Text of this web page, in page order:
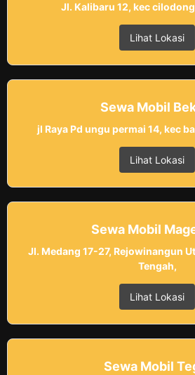
Jl. Kalibaru 12, kec
Lihat Lokasi
Sewa Mobil
jl Raya Pd ungu permai 14, kec
Lihat Lokasi
Sewa Mobil
Jl. Medang 17-27, Rejowinangun
Tengah,
Lihat Lokasi
Sewa Mobil